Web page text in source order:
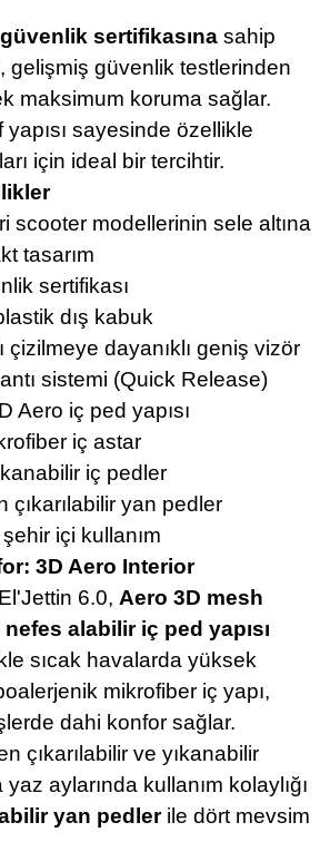
sertifikasına sahip
gelişmiş güvenlik testlerinden
maksimum koruma sağlar.
sayesinde özellikle
için ideal bir tercihtir.
scooter modellerinin sele altına
tasarım
sertifikası
dış kabuk
çizilmeye dayanıklı geniş vizör
sistemi (Quick Release)
Aero iç ped yapısı
iç astar
iç pedler
çıkarılabilir yan pedler
içi kullanım
3D Aero Interior
6.0, Aero 3D mesh
alabilir iç ped yapısı
sıcak havalarda yüksek
mikrofiber iç yapı,
dahi konfor sağlar.
çıkarılabilir ve yıkanabilir
yaz aylarında kullanım kolaylığı
yan pedlerile dört mevsim